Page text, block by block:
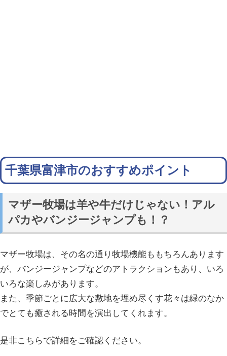
千葉県富津市のおすすめポイント
マザー牧場は羊や牛だけじゃない！アル
パカやバンジージャンプも！？
マザー牧場は、その名の通り牧場機能ももちろんあります
が、バンジージャンプなどのアトラクションもあり、いろ
いろな楽しみがあります。
また、季節ごとに広大な敷地を埋め尽くす花々は緑のなか
でとても癒される時間を演出してくれます。
是非こちらで詳細をご確認ください。